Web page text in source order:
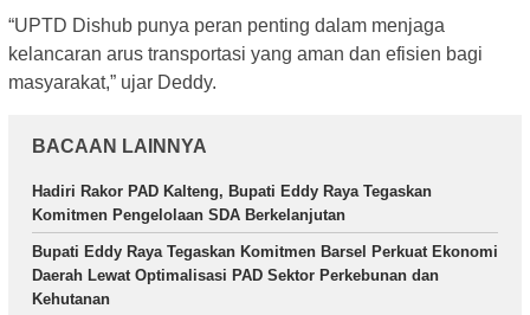
“UPTD Dishub punya peran penting dalam menjaga
kelancaran arus transportasi yang aman dan efisien bagi
masyarakat,” ujar Deddy.
BACAAN LAINNYA
Hadiri Rakor PAD Kalteng, Bupati Eddy Raya Tegaskan
Komitmen Pengelolaan SDA Berkelanjutan
Bupati Eddy Raya Tegaskan Komitmen Barsel Perkuat Ekonomi
Daerah Lewat Optimalisasi PAD Sektor Perkebunan dan
Kehutanan